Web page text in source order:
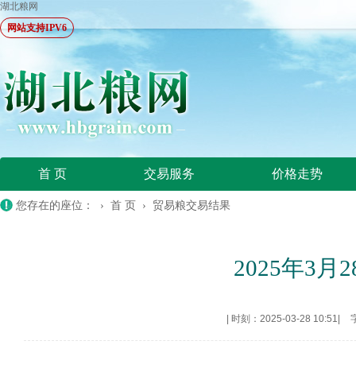
湖北粮网
网站支持IPV6
首 页 交易服务 价格走势
您存在的座位： › 首 页 › 贸易粮交易结果
2025年3月
时刻：2025-03-28 10:51